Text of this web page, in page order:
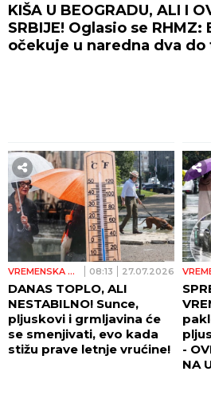
KIŠA U BEOGRADU, ALI I
SRBIJE! Oglasio se RHMZ:
očekuje u naredna dva do
VREMENSKA PROGNOZA 08:13 27.07.2026
DANAS TOPLO, ALI
NESTABILNO! Sunce,
pljuskovi i grmljavina će
se smenjivati, evo kada
stižu prave letnje vrućine!
-
NA